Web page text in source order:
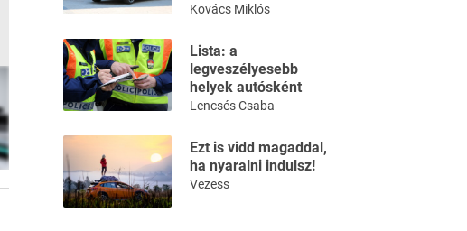
Kovács Miklós
Lista: a
legveszélyesebb
helyek autósként
Lencsés Csaba
Ezt is vidd magaddal,
ha nyaralni indulsz!
Vezess